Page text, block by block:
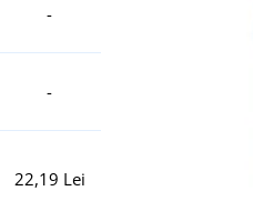
-
-
22,19 Lei